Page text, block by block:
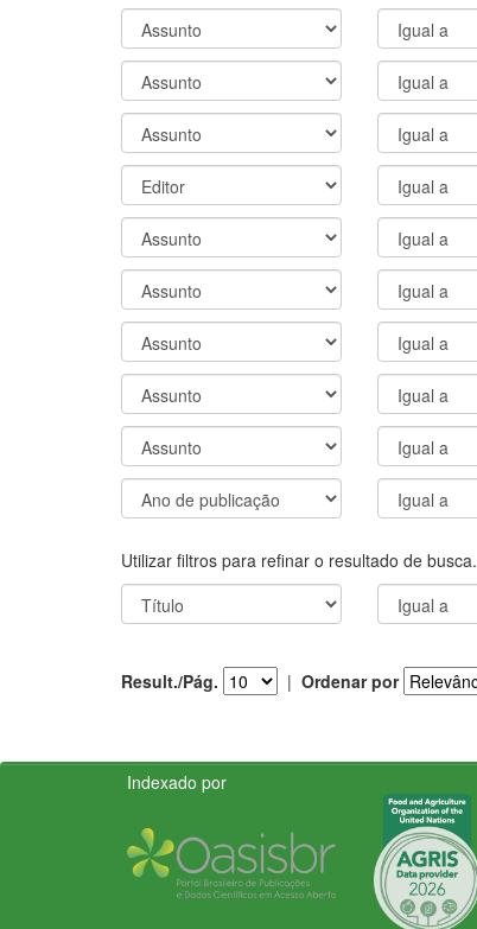
Utilizar filtros para refinar o resultado de busca.
Result./Pág. | Ordenar por
Indexado por